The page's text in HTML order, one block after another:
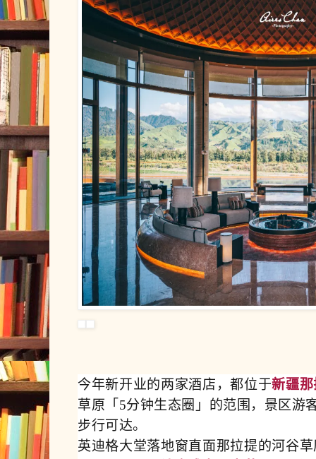
今年新开业的两家酒店，都位于新疆
草原「5分钟生态圈」的范围，景区游
步行可达。
英迪格大堂落地窗直面那拉提的河谷